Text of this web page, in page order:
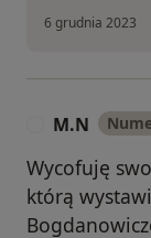
6 grudnia 2023
M.N
Wycofuję
którą